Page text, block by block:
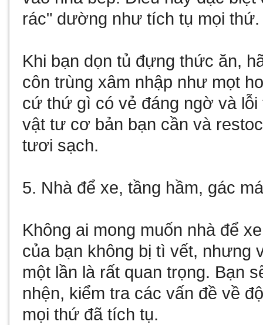
rác" dường như tích tụ mọi thứ.
Khi bạn dọn tủ đựng thức ăn,
côn trùng xâm nhập như mọt
cứ thứ gì có vẻ đáng ngờ và
vật tư cơ bản bạn cần và
tươi sạch.
5. Nhà để xe, tầng hầm, gác
Không ai mong muốn nhà để
của bạn không bị tì vết, nhưng
một lần là rất quan trọng. Bạn
nhện, kiểm tra các vấn đề về
mọi thứ đã tích tụ.